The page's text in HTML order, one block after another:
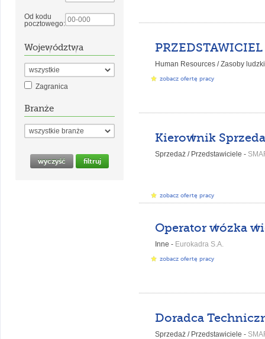
Od kodu
pocztowego:
Województwa
Zagranica
Branże
Human Resources / Zasoby
zobacz ofertę pracy
Sprzedaż / Przedstawiciele -
zobacz ofertę pracy
Inne - Eurokadra S.A.
zobacz ofertę pracy
Sprzedaż / Przedstawiciele -